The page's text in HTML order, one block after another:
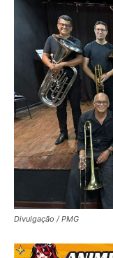
Divulgação / PMG